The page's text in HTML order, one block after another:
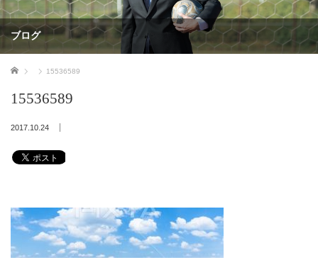
ブログ
ホーム 15536589
15536589
2017.10.24